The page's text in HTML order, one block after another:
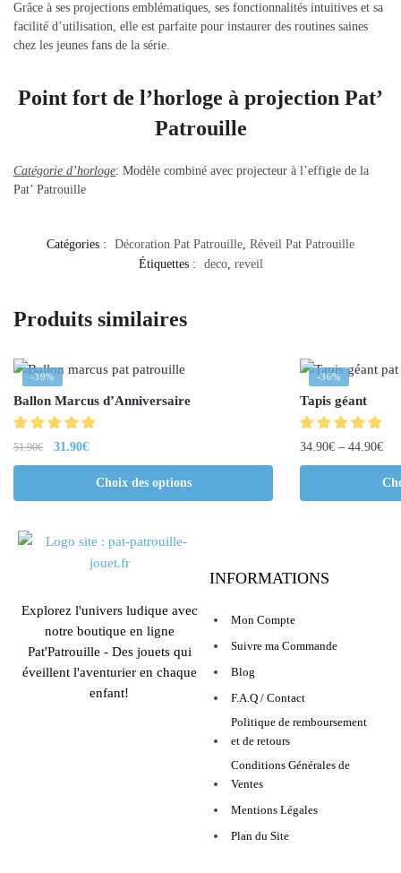
Grâce à ses projections emblématiques, ses fonctionnalités intuitives et sa
facilité d’utilisation, elle est parfaite pour instaurer des routines saines
chez les jeunes fans de la série.
Point fort de l’horloge à projection Pat’
Patrouille
Catégorie d’horloge: Modèle combiné avec projecteur à l’effigie de la
Pat’ Patrouille
Catégories : Décoration Pat Patrouille, Réveil Pat Patrouille
Étiquettes :
deco, reveil
Produits similaires
-39%
Ballon Marcus d’Anniversaire
51.90€ 31.90€
Choix des options
-36%
Tapis géant
34.90€ – 44.90€
Explorez l'univers ludique avec
notre boutique en ligne
Pat'Patrouille - Des jouets qui
éveillent l'aventurier en chaque
enfant!
INFORMATIONS
Mon Compte
Suivre ma Commande
Blog
F.A.Q / Contact
Politique de remboursement
et de retours
Conditions Générales de
Ventes
Mentions Légales
Plan du Site